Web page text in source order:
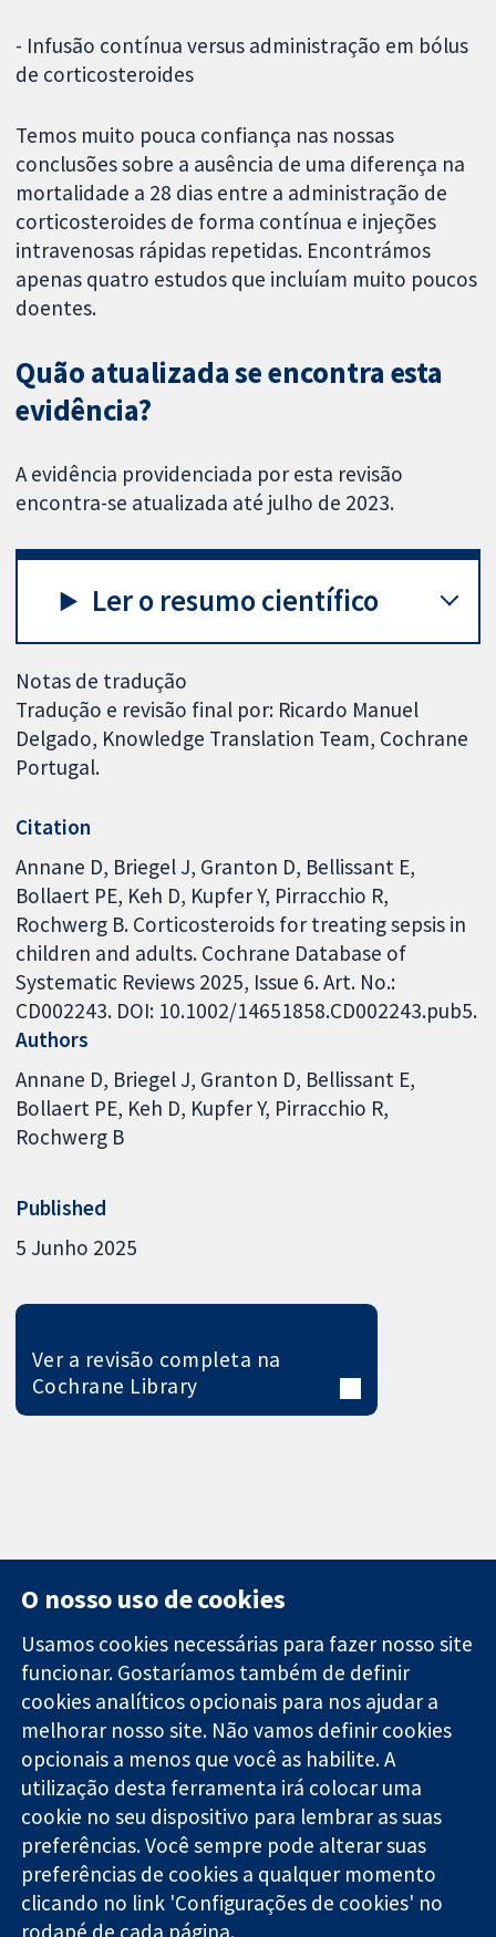
- Infusão contínua versus administração em bólus
de corticosteroides
Temos muito pouca confiança nas nossas
conclusões sobre a ausência de uma diferença na
mortalidade a 28 dias entre a administração de
corticosteroides de forma contínua e injeções
intravenosas rápidas repetidas. Encontrámos
apenas quatro estudos que incluíam muito poucos
doentes.
Quão atualizada se encontra esta
evidência?
A evidência providenciada por esta revisão
encontra-se atualizada até julho de 2023.
Ler o resumo científico
Notas de tradução
Tradução e revisão final por: Ricardo Manuel
Delgado, Knowledge Translation Team, Cochrane
Portugal.
Citation
Annane D, Briegel J, Granton D, Bellissant E,
Bollaert PE, Keh D, Kupfer Y, Pirracchio R,
Rochwerg B. Corticosteroids for treating sepsis in
children and adults. Cochrane Database of
Systematic Reviews 2025, Issue 6. Art. No.:
CD002243. DOI: 10.1002/14651858.CD002243.pub5.
Authors
Annane D Briegel J Granton D Bellissant E
Bollaert PE Keh D Kupfer Y Pirracchio R
Rochwerg B
Published
5 Junho 2025
Ver a revisão completa na
Cochrane Library
Evidências
confiáveis.
Decisões
informadas.
Melhor saúde.
11-13 Cavendish
Square
Londres
W1G 0AN
Reino Unido
Contato
Notícias
Assessoria de
imprensa
Sobre nós
Cochrane
Library
O nosso uso de cookies
Usamos cookies necessárias para fazer nosso site
funcionar. Gostaríamos também de definir
cookies analíticos opcionais para nos ajudar a
melhorar nosso site. Não vamos definir cookies
opcionais a menos que você as habilite. A
utilização desta ferramenta irá colocar uma
cookie no seu dispositivo para lembrar as suas
preferências. Você sempre pode alterar suas
preferências de cookies a qualquer momento
clicando no link 'Configurações de cookies' no
rodapé de cada página.